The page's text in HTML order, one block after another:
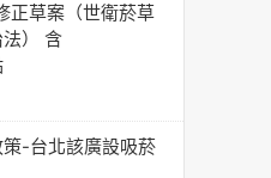
正草案（世衛菸草
） 含
-台北該廣設吸菸